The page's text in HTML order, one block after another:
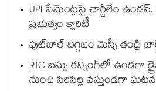
UPI పేమెంట్లపై ఛార్జీలేం
ప్రభుత్వం క్లారిటీ
ఫుట్‎బాల్ దిగ్గజం మెస్సీ తండ్రి
RTC బస్సు రన్నింగ్⁫లో ఉండగా
నుంచి సిరిసిల్ల వస్తుండగా ఘటన